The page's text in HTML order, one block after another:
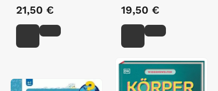
21,50 € 19,50 €